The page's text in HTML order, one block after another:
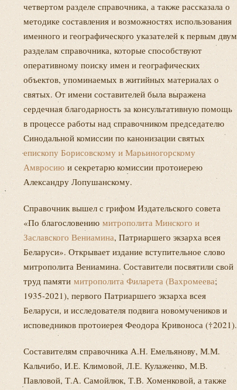
четвертом разделе справочника, а также рассказала о
методике составления и возможностях использования
именного и географического указателей к первым двум
разделам справочника, которые способствуют
оперативному поиску имен и географических
объектов, упоминаемых в житийных материалах о
святых. От имени составителей была выражена
сердечная благодарность за консультативную помощь
в процессе работы над справочником председателю
Синодальной комиссии по канонизации святых
епископу Борисовскому и Марьиногорскому
Амвросию и секретарю комиссии протоиерею
Александру Лопушанскому.
Справочник вышел с грифом Издательского совета
«По благословению митрополита Минского и
Заславского Вениамина, Патриаршего экзарха всея
Беларуси». Открывает издание вступительное слово
митрополита Вениамина. Составители посвятили свой
труд памяти митрополита Филарета (Вахромеева;
1935-2021), первого Патриаршего экзарха всея
Беларуси, и исследователя подвига новомучеников и
исповедников протоиерея Феодора Кривоноса (†2021).
Составителям справочника А.Н. Емельянову, М.М.
Кальчибо, И.Е. Климовой, Л.Е. Кулаженко, М.В.
Павловой, Т.А. Самойлюк, Т.В. Хоменковой, а также